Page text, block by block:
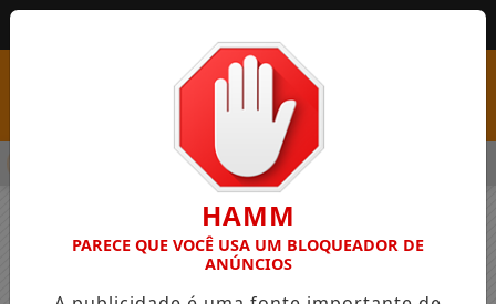
COM VAGAS EM SEIS FUNÇÕES E SALÁRIOS QUE CHEGAM
HAMM
PARECE QUE VOCÊ USA UM BLOQUEADOR DE
ANÚNCIOS